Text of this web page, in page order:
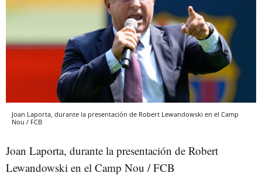
Joan Laporta, durante la presentación de Robert Lewandowski en el Camp
Nou / FCB
Joan Laporta, durante la presentación de Robert
Lewandowski en el Camp Nou / FCB